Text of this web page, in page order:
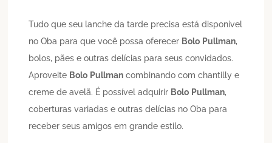
Tudo que seu lanche da tarde precisa está disponível
no Oba para que você possa oferecer Bolo Pullman,
bolos, pães e outras delícias para seus convidados.
Aproveite Bolo Pullman combinando com chantilly e
creme de avelã. É possível adquirir Bolo Pullman,
coberturas variadas e outras delícias no Oba para
receber seus amigos em grande estilo.